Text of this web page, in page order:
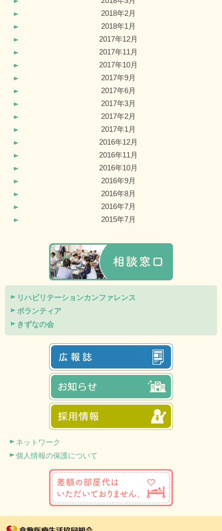
2018年2月
2018年1月
2017年12月
2017年11月
2017年10月
2017年9月
2017年6月
2017年3月
2017年2月
2017年1月
2016年12月
2016年11月
2016年10月
2016年9月
2016年8月
2016年7月
2015年7月
リハビリテーションカンファレンス
ボランティア
きずなの会
ネットワーク
個人情報の保護について